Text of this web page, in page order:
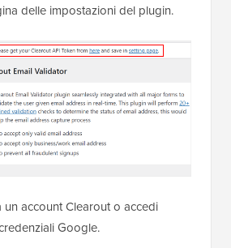
delle impostazioni del plugin.
account Clearout o accedi
Google.